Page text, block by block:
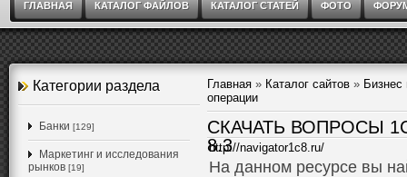
ГЛАВНАЯ КАТАЛОГ ФАЙЛОВ КАТАЛОГ СТАТЕЙ ФОТО
Категории раздела
Банки [129]
Маркетинг и исследования
рынков [19]
Главная » Каталог сайтов »
операции
СКАЧАТЬ ВОПРОСЫ
8.3
http://navigator1c8.ru/
На данном ресурсе вы